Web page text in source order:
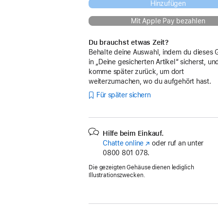
Hinzufügen
Mit Apple Pay bezahlen
Du brauchst etwas Zeit?
Behalte deine Auswahl, indem du dieses
in „Deine gesicherten Artikel“ sicherst,
komme später zurück, um dort
weiterzumachen, wo du aufgehört hast.
Für später sichern
Hilfe beim Einkauf.
Chatte online (Öffnet
ein
Fenster)
oder ruf an unter
0800 801 078.
Die gezeigten Gehäuse dienen lediglich
Illustrationszwecken.